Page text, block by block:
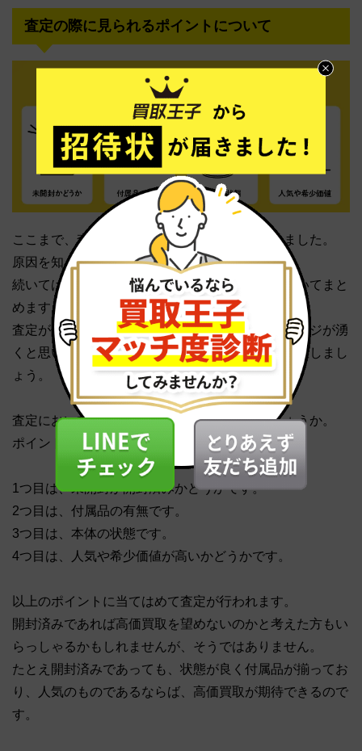
査定の際に見られるポイントについて
ここまで、査定が低くなる原因について解説しました。
原因を知って対策しましょう。
続いては、査定の際に重要視されるポイントについてまと
めます。
査定が低くなる原因を読んだ方はなんとなくイメージが湧
くと思いますが、改めて査定ポイントを正しく把握しまし
ょう。
査定において重要視されることはなんなのでしょうか。
ポイントは4つです。
1つ目は、未開封か開封済みかどうかです。
2つ目は、付属品の有無です。
3つ目は、本体の状態です。
4つ目は、人気や希少価値が高いかどうかです。
以上のポイントに当てはめて査定が行われます。
開封済みであれば高価買取を望めないのかと考えた方もい
らっしゃるかもしれませんが、そうではありません。
たとえ開封済みであっても、状態が良く付属品が揃ってお
り、人気のものであるならば、高価買取が期待できるので
す。